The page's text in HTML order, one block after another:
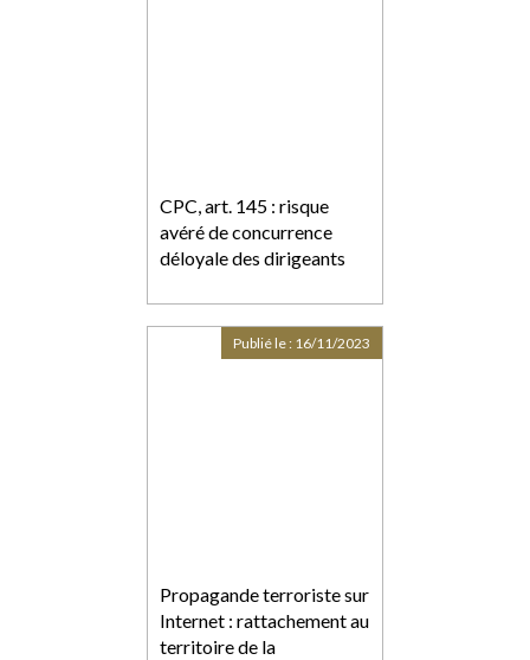
CPC, art. 145 : risque
avéré de concurrence
déloyale des dirigeants
Propagande terroriste sur
Internet : rattachement au
territoire de la
Publié le : 16/11/2023